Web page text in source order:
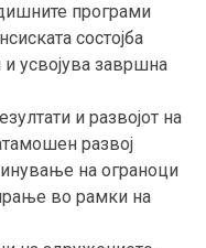
програми
состојба
усвојува завршна
и развојот на
развој
на ограноци
во рамки на